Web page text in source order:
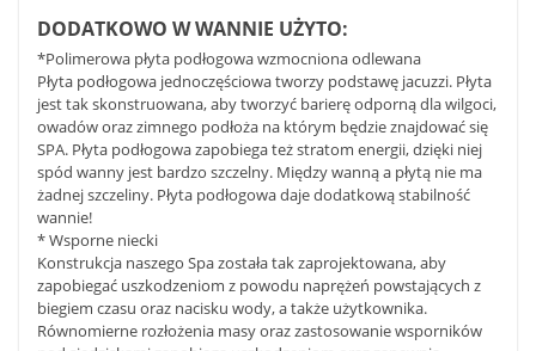
DODATKOWO W WANNIE UŻYTO:
*Polimerowa płyta podłogowa wzmocniona odlewana
Płyta podłogowa jednoczęściowa tworzy podstawę jacuzzi. Płyta
jest tak skonstruowana, aby tworzyć barierę odporną dla wilgoci,
owadów oraz zimnego podłoża na którym będzie znajdować się
SPA. Płyta podłogowa zapobiega też stratom energii, dzięki niej
spód wanny jest bardzo szczelny. Między wanną a płytą nie ma
żadnej szczeliny. Płyta podłogowa daje dodatkową stabilność
wannie!
* Wsporne niecki
Konstrukcja naszego Spa została tak zaprojektowana, aby
zapobiegać uszkodzeniom z powodu naprężeń powstających z
biegiem czasu oraz nacisku wody, a także użytkownika.
Równomierne rozłożenia masy oraz zastosowanie wsporników